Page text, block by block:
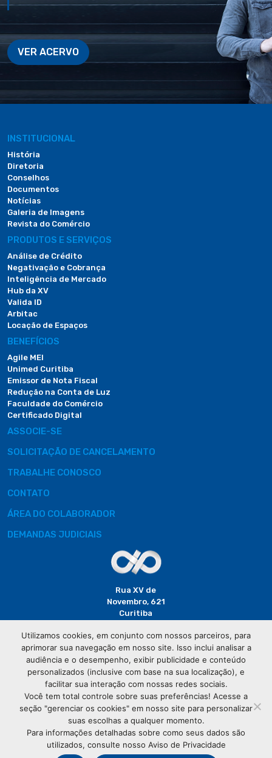
VER ACERVO
INSTITUCIONAL
História
Diretoria
Conselhos
Documentos
Notícias
Galeria de Imagens
Revista do Comércio
PRODUTOS E SERVIÇOS
Análise de Crédito
Negativação e Cobrança
Inteligência de Mercado
Hub da XV
Valida ID
Arbitac
Locação de Espaços
BENEFÍCIOS
Agile MEI
Unimed Curitiba
Emissor de Nota Fiscal
Redução na Conta de Luz
Faculdade do Comércio
Certificado Digital
ASSOCIE-SE
SOLICITAÇÃO DE CANCELAMENTO
TRABALHE CONOSCO
CONTATO
ÁREA DO COLABORADOR
DEMANDAS JUDICIAIS
Rua XV de
Novembro, 621
Curitiba
(41) 3320-
2929
© CopyrightAssociação Comercial do Paraná - Todos os
Utilizamos cookies, em conjunto com nossos parceiros, para
aprimorar sua navegação em nosso site. Isso inclui analisar a
audiência e o desempenho, exibir publicidade e conteúdo
personalizados (inclusive com base na sua localização), e
facilitar sua interação com nossas redes sociais.
Você tem total controle sobre suas preferências! Acesse a
seção "gerenciar os cookies" em nosso site para personalizar
suas escolhas a qualquer momento.
Para informações detalhadas sobre como seus dados são
utilizados, consulte nosso Aviso de Privacidade